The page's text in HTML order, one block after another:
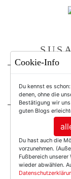
For
Tag:
Cookie-Info
Du kennst es
denen, ohne die
Bestätigung wir
guten Blogs
Du hast auch die
vorzunehmen.
Fußbereich
wieder abwählen.